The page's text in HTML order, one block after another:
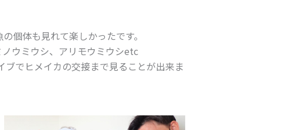
個体も見れて楽しかったです。
ウミウシ、アリモウミウシetc
でヒメイカの交接まで見ることが出来ま